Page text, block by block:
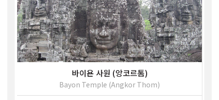
바이욘 사원 (앙코르톰)
Bayon Temple (Angkor Thom)